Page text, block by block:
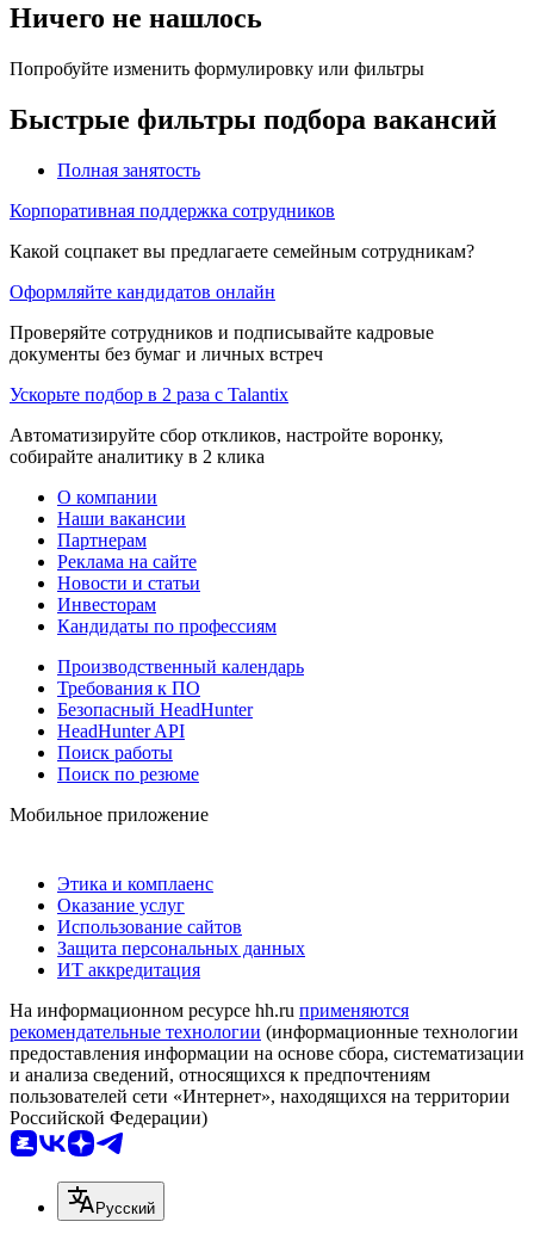
Ничего не нашлось
Попробуйте изменить формулировку или фильтры
Быстрые фильтры подбора вакансий
Полная занятость
Корпоративная поддержка сотрудников
Какой соцпакет вы предлагаете семейным сотрудникам?
Оформляйте кандидатов онлайн
Проверяйте сотрудников и подписывайте кадровые
документы без бумаг и личных встреч
Ускорьте подбор в 2 раза с Talantix
Автоматизируйте сбор откликов, настройте воронку,
собирайте аналитику в 2 клика
О компании
Наши вакансии
Партнерам
Реклама на сайте
Новости и статьи
Инвесторам
Кандидаты по профессиям
Производственный календарь
Требования к ПО
Безопасный HeadHunter
HeadHunter API
Поиск работы
Поиск по резюме
Мобильное приложение
Этика и комплаенс
Оказание услуг
Использование сайтов
Защита персональных данных
ИТ аккредитация
На информационном ресурсе hh.ru применяются
рекомендательные технологии (информационные технологии
предоставления информации на основе сбора, систематизации
и анализа сведений, относящихся к предпочтениям
пользователей сети «Интернет», находящихся на территории
Российской Федерации)
Русский